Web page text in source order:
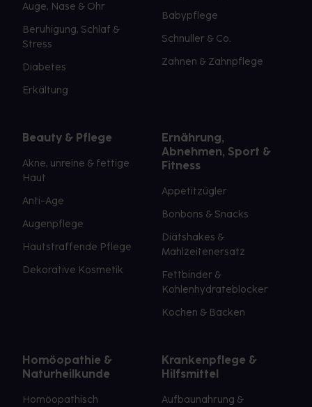
Auge, Nase & Ohr
Beruhigung, Schlaf &
Stress
Diabetes
Erkältung
Babypflege
Schnuller & Co.
Zahnen & Zahnpflege
Beauty & Pflege
Akne, unreine & fettige
Haut
Anti-Age
Augenpflege
Hautstraffende Pflege
Dekorative Kosmetik
Ernährung,
Abnehmen, Sport &
Fitness
Appetitzügler
Bonbons & Snacks
Diätshakes &
Mahlzeitenersatz
Fettbinder &
Kohlenhydrateblocker
Kochen & Backen
Homöopathie &
Naturheilkunde
Homöopathisch
Krankenpflege &
Hilfsmittel
Aufbaunahrung &